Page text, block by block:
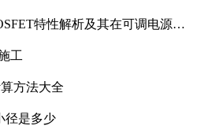
特性解析及其在可调电源设
工
方法大全
径是多少